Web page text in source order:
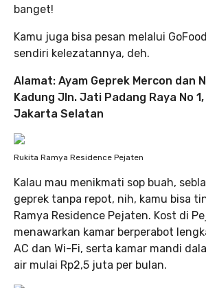
banget!
Kamu juga bisa pesan melalui
sendiri kelezatannya, deh.
Alamat: Ayam Geprek Mercon dan
Kadung Jln. Jati Padang Raya No
Jakarta Selatan
Rukita Ramya Residence Pejaten
Kalau mau menikmati sop buah,
geprek tanpa repot, nih, kamu bisa
Ramya Residence Pejaten. Kost di
menawarkan kamar berperabot
AC dan Wi-Fi, serta kamar mandi
air mulai Rp2,5 juta per bulan.